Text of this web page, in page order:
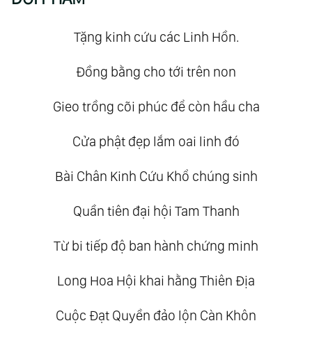
Tặng kinh cứu các Linh Hồn.
Đồng bằng cho tới trên non
Gieo trồng cõi phúc để còn hầu cha
Cửa phật đẹp lắm oai linh đó
Bài Chân Kinh Cứu Khổ chúng sinh
Quần tiên đại hội Tam Thanh
Từ bi tiếp độ ban hành chứng minh
Long Hoa Hội khai hằng Thiên Địa
Cuộc Đạt Quyền đảo lộn Càn Khôn